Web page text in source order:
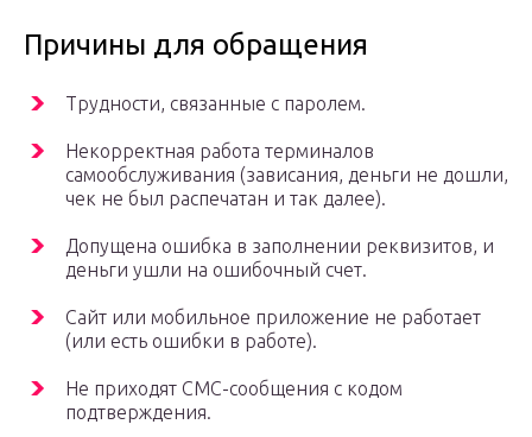
Причины для обращения
Трудности, связанные с паролем.
Некорректная работа терминалов
самообслуживания (зависания, деньги не дошли,
чек не был распечатан и так далее).
Допущена ошибка в заполнении реквизитов, и
деньги ушли на ошибочный счет.
Сайт или мобильное приложение не работает
(или есть ошибки в работе).
Не приходят СМС-сообщения с кодом
подтверждения.